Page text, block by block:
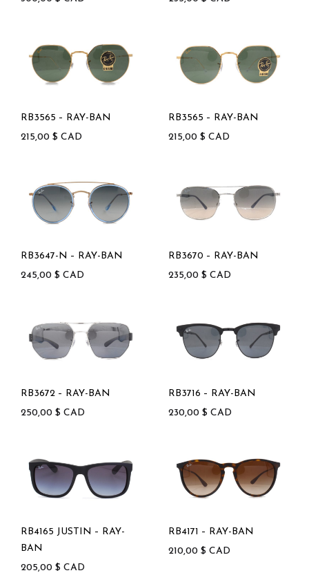
RB3565 – RAY-BAN
215,00 $ CAD
RB3565 – RAY-BAN
215,00 $ CAD
RB3647-N – RAY-BAN
245,00 $ CAD
RB3670 – RAY-BAN
235,00 $ CAD
RB3672 – RAY-BAN
250,00 $ CAD
RB3716 – RAY-BAN
230,00 $ CAD
RB4165 JUSTIN – RAY-
BAN
205,00 $ CAD
RB4171 – RAY-BAN
210,00 $ CAD